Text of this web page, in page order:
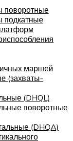
поворотные
подкатные
маршей
(захваты-
(DHQL)
поворотные
(DHQA)